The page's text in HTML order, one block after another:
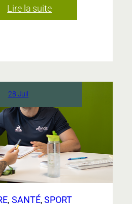
Lire la suite:
Quelle
quand
n’a
jamais
fait
de
sport
?
28 Juil
, SANTÉ, SPORT